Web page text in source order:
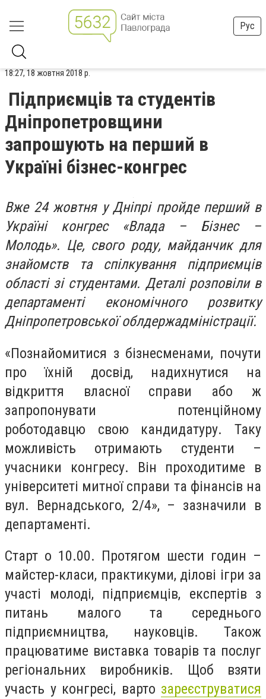
Рус
18:27, 18 жовтня 2018 р.
Підприємців та студентів
Дніпропетровщини
запрошують на перший в
Україні бізнес-конгрес
Вже 24 жовтня у Дніпрі пройде перший в
Україні конгрес «Влада – Бізнес –
Молодь». Це, свого роду, майданчик для
знайомств та спілкування підприємців
області зі студентами. Деталі розповіли в
департаменті економічного розвитку
Дніпропетровської облдержадміністрації.
«Познайомитися з бізнесменами, почути
про їхній досвід, надихнутися на
відкриття власної справи або ж
запропонувати потенційному
роботодавцю свою кандидатуру. Таку
можливість отримають студенти –
учасники конгресу. Він проходитиме в
університеті митної справи та фінансів на
вул. Вернадського, 2/4», – зазначили в
департаменті.
Старт о 10.00. Протягом шести годин –
майстер-класи, практикуми, ділові ігри за
участі молоді, підприємців, експертів з
питань малого та середнього
підприємництва, науковців. Також
працюватиме виставка товарів та послуг
регіональних виробників. Щоб взяти
участь у конгресі, варто зареєструватися